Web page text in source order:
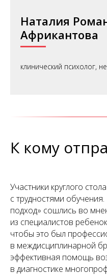
Наталия
Африкантова
клинический психолог,
К кому
Участники круглого
с трудностями
подход» сошлись во
из специалистов
чтобы это был
в междисциплинарной
эффективная помощь
в диагностике